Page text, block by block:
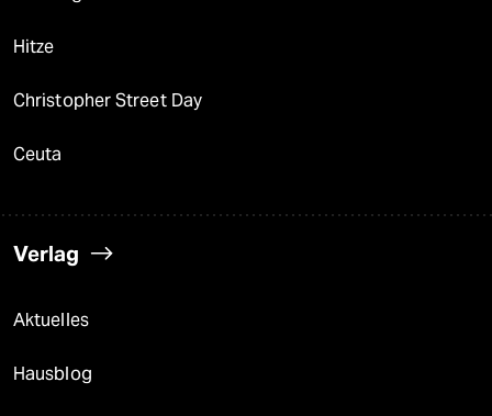
Hitze
Christopher Street Day
Ceuta
Verlag
Aktuelles
Hausblog